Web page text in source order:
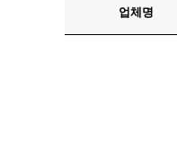
업체명